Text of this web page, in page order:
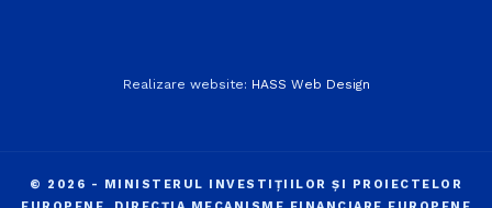
Realizare website: HASS Web Design
© 2026 - MINISTERUL INVESTIȚIILOR ȘI PROIECTELOR